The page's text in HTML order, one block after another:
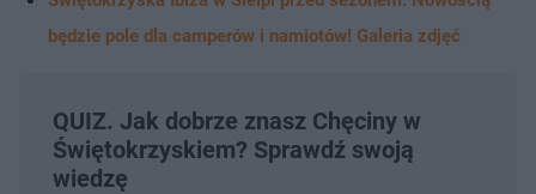
będzie pole dla camperów i namiotów! Galeria zdjęć
QUIZ. Jak dobrze znasz Chęciny w
Świętokrzyskiem? Sprawdź swoją
wiedzę